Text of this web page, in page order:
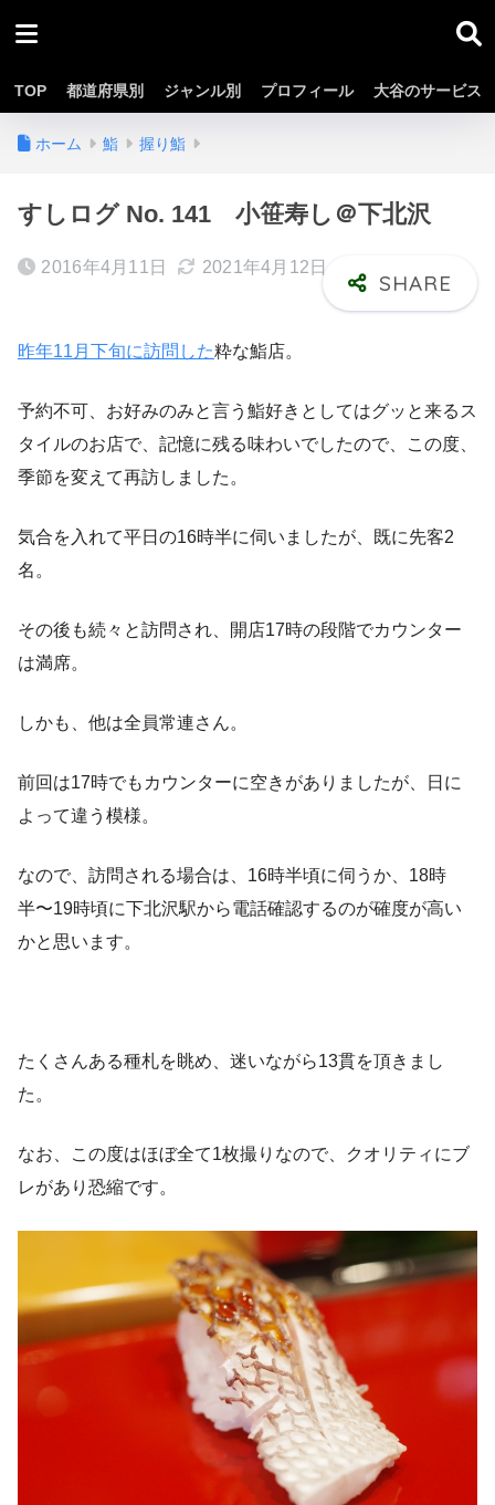
TOP 都道府県別 ジャンル別 プロフィール 大谷のサービス
ホーム 鮨 握り鮨
すしログ No. 141 小笹寿し＠下北沢
2016年4月11日 2021年4月12日
昨年11月下旬に訪問した粋な鮨店。
予約不可、お好みのみと言う鮨好きとしてはグッと来るス
タイルのお店で、記憶に残る味わいでしたので、この度、
季節を変えて再訪しました。
気合を入れて平日の16時半に伺いましたが、既に先客2
名。
その後も続々と訪問され、開店17時の段階でカウンター
は満席。
しかも、他は全員常連さん。
前回は17時でもカウンターに空きがありましたが、日に
よって違う模様。
なので、訪問される場合は、16時半頃に伺うか、18時
半〜19時頃に下北沢駅から電話確認するのが確度が高い
かと思います。
たくさんある種札を眺め、迷いながら13貫を頂きまし
た。
なお、この度はほぼ全て1枚撮りなので、クオリティにブ
レがあり恐縮です。